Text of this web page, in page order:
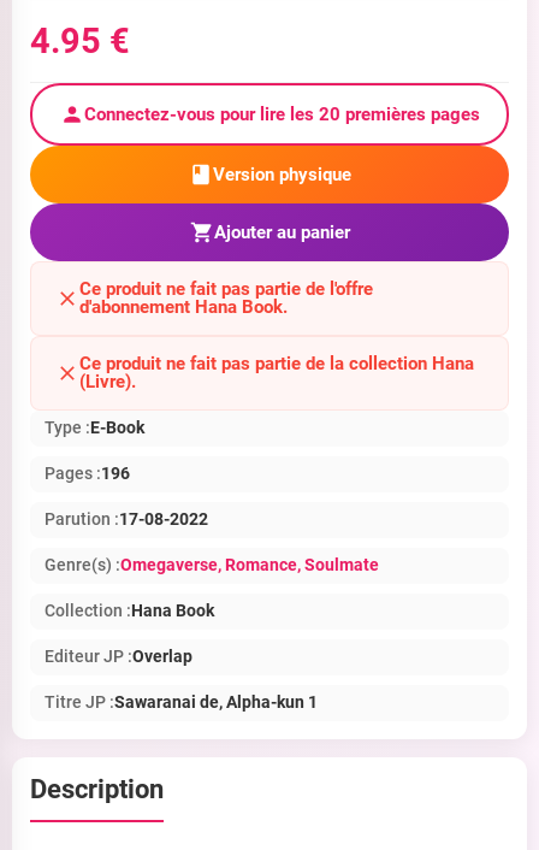
4.95 €
Connectez-vous pour lire les 20 premières pages
Version physique
Ajouter au panier
Ce produit ne fait pas partie de l'offre
d'abonnement Hana Book.
Ce produit ne fait pas partie de la collection Hana
(Livre).
Type :E-Book
Pages :196
Parution :17-08-2022
Genre(s) :Omegaverse, Romance, Soulmate
Collection :Hana Book
Editeur JP :Overlap
Titre JP :Sawaranai de, Alpha-kun 1
Description